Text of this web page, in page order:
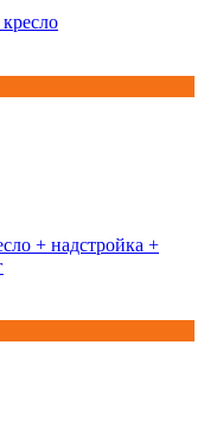
+ надстройка +